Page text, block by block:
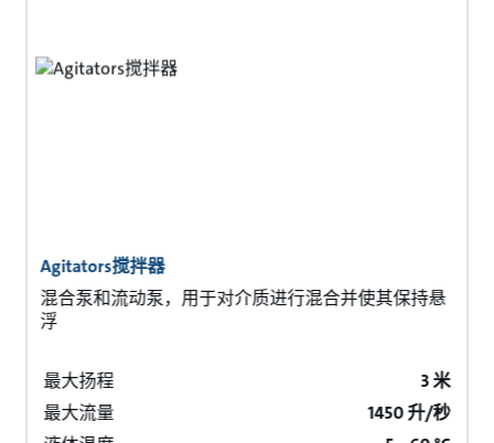
Agitators搅拌器
混合泵和流动泵，用于对介质进行混合并使其保持悬
浮
最大扬程
3 米
最大流量
1450 升/秒